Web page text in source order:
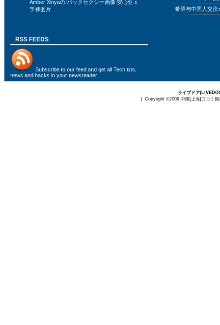
Amber XinyaのIバックセクシー画像:安心亚 c
字裤图片
希望与中国人交
RSS FEEDS
Subscribe to our feed and get all Tech tips,
news and hacks in your newsreader.
ライブドア
| Copyright ©2009 中国[上海]口コミ掲